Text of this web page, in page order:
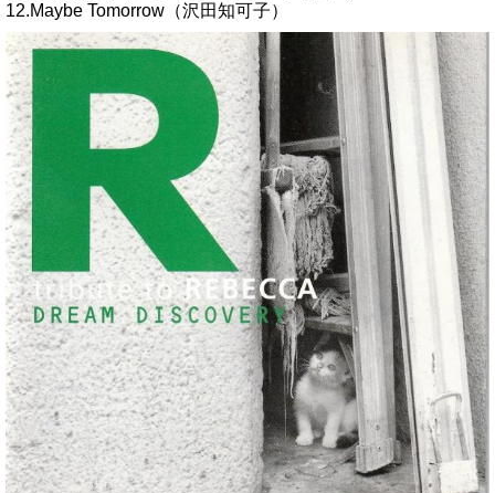
12.Maybe Tomorrow（沢田知可子）